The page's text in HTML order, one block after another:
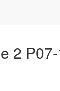
2 P07-